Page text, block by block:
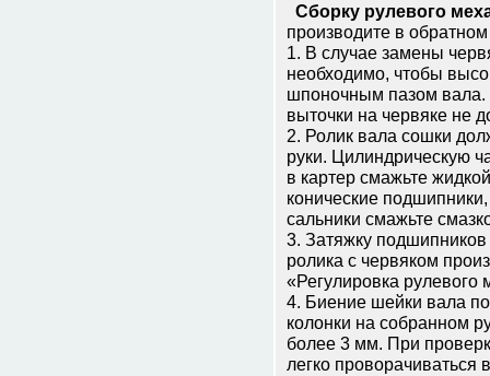
Сборку рулевого
производите в
1. В случае замены
необходимо, чтобы
шпоночным пазом вала.
выточки на червяке не
2. Ролик вала сошки
руки. Цилиндрическую
в картер смажьте
конические
сальники смажьте
3. Затяжку подшипников
ролика с червяком
«Регулировка рулевого
4. Биение шейки вала
колонки на собранном
более 3 мм. При
легко проворачиваться